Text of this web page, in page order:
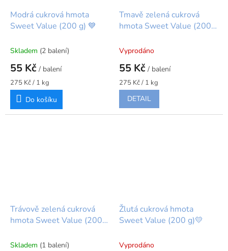
Modrá cukrová hmota
Sweet Value (200 g) 💙
Skladem (2 balení)
55 Kč / balení
Měrná
cena:
275 Kč / 1 kg
Do košíku
Tmavě zelená cukrová
hmota Sweet Value (200
Vyprodáno
55 Kč / balení
Měrná
cena:
275 Kč / 1 kg
DETAIL
Trávově zelená cukrová
hmota Sweet Value (200
Skladem (1 balení)
Žlutá cukrová hmota
Sweet Value (200 g)💛
Vyprodáno